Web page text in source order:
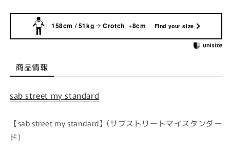
158cm / 51kg Crotch +8cm Find your size
商品情報
sab street my standard
【sab street my standard】(サブストリートマイスタンダー
ド)